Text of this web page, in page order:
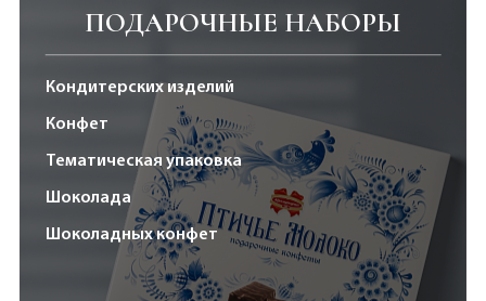
ПОДАРОЧНЫЕ НАБОРЫ
Кондитерских изделий
Конфет
Тематическая упаковка
Шоколада
Шоколадных конфет